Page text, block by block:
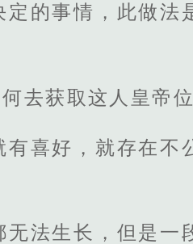
的事情，此做法
去获取这人皇帝位
喜好，就存在不
法生长，但是一